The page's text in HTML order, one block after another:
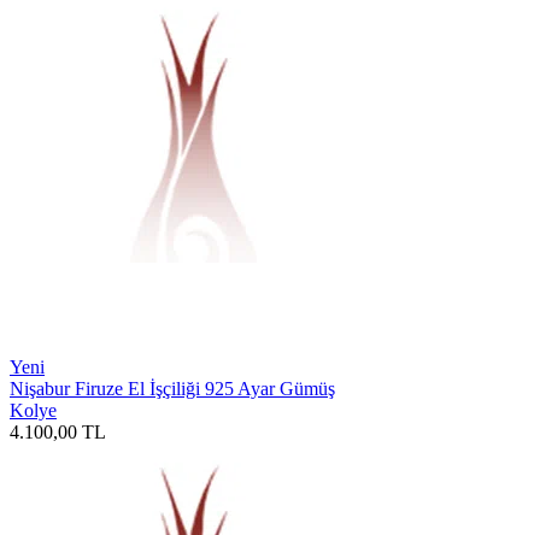
Yeni
Nişabur Firuze El İşçiliği 925 Ayar Gümüş
Kolye
4.100,00 TL